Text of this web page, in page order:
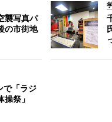
襲写真パ
の市街地
で「ラジ
操祭」